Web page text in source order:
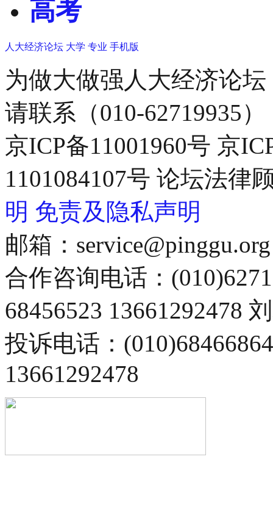
高考
人大经济论坛 大学 专业 手机版
为做大做强人大经济论
请联系（010-62719935）
京ICP备11001960号 京
1101084107号 论坛法律
明 免责及隐私声明
邮箱：service@pinggu.org
合作咨询电话：
68456523 13661292478
投诉电话：
13661292478